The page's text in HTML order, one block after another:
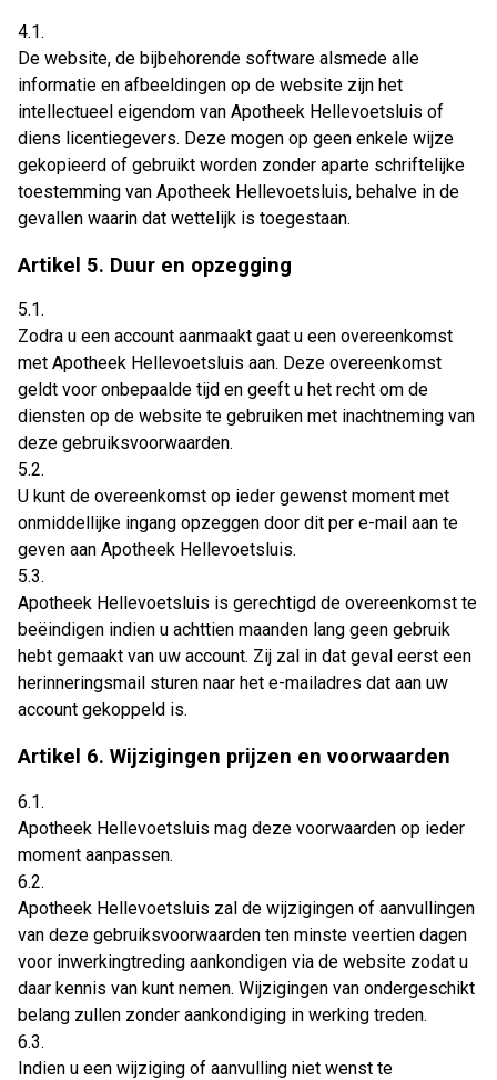
4.1.
De website, de bijbehorende software alsmede alle
informatie en afbeeldingen op de website zijn het
intellectueel eigendom van Apotheek Hellevoetsluis of
diens licentiegevers. Deze mogen op geen enkele wijze
gekopieerd of gebruikt worden zonder aparte schriftelijke
toestemming van Apotheek Hellevoetsluis, behalve in de
gevallen waarin dat wettelijk is toegestaan.
Artikel 5. Duur en opzegging
5.1.
Zodra u een account aanmaakt gaat u een overeenkomst
met Apotheek Hellevoetsluis aan. Deze overeenkomst
geldt voor onbepaalde tijd en geeft u het recht om de
diensten op de website te gebruiken met inachtneming van
deze gebruiksvoorwaarden.
5.2.
U kunt de overeenkomst op ieder gewenst moment met
onmiddellijke ingang opzeggen door dit per e-mail aan te
geven aan Apotheek Hellevoetsluis.
5.3.
Apotheek Hellevoetsluis is gerechtigd de overeenkomst te
beëindigen indien u achttien maanden lang geen gebruik
hebt gemaakt van uw account. Zij zal in dat geval eerst een
herinneringsmail sturen naar het e-mailadres dat aan uw
account gekoppeld is.
Artikel 6. Wijzigingen prijzen en voorwaarden
6.1.
Apotheek Hellevoetsluis mag deze voorwaarden op ieder
moment aanpassen.
6.2.
Apotheek Hellevoetsluis zal de wijzigingen of aanvullingen
van deze gebruiksvoorwaarden ten minste veertien dagen
voor inwerkingtreding aankondigen via de website zodat u
daar kennis van kunt nemen. Wijzigingen van ondergeschikt
belang zullen zonder aankondiging in werking treden.
6.3.
Indien u een wijziging of aanvulling niet wenst te